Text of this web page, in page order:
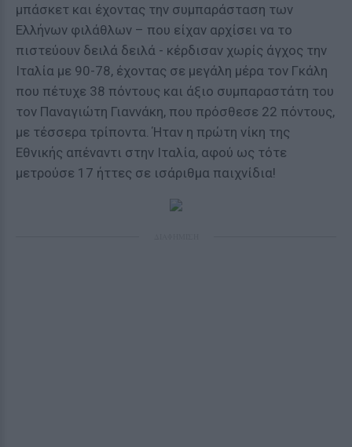
μπάσκετ και έχοντας την συμπαράσταση των
Ελλήνων φιλάθλων – που είχαν αρχίσει να το
πιστεύουν δειλά δειλά - κέρδισαν χωρίς άγχος την
Ιταλία με 90-78, έχοντας σε μεγάλη μέρα τον Γκάλη
που πέτυχε 38 πόντους και άξιο συμπαραστάτη του
τον Παναγιώτη Γιαννάκη, που πρόσθεσε 22 πόντους,
με τέσσερα τρίποντα. Ήταν η πρώτη νίκη της
Εθνικής απέναντι στην Ιταλία, αφού ως τότε
μετρούσε 17 ήττες σε ισάριθμα παιχνίδια!